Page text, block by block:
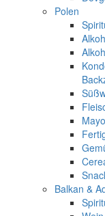
Polen
Balkan &